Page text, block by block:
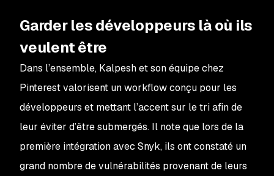
Garder les développeurs là où ils
veulent être
Dans l’ensemble, Kalpesh et son équipe chez
Pinterest valorisent un workflow conçu pour les
développeurs et mettant l’accent sur le tri afin de
leur éviter d’être submergés. Il note que lors de la
première intégration avec Snyk, ils ont constaté un
grand nombre de vulnérabilités provenant de leurs